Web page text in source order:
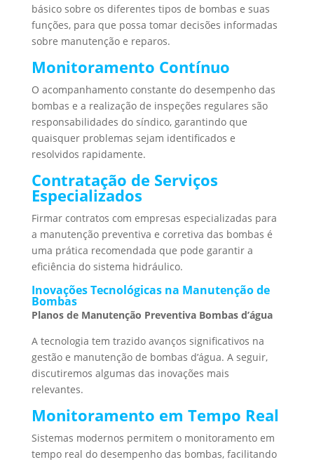
básico sobre os diferentes tipos de bombas e suas
funções, para que possa tomar decisões informadas
sobre manutenção e reparos.
Monitoramento Contínuo
O acompanhamento constante do desempenho das
bombas e a realização de inspeções regulares são
responsabilidades do síndico, garantindo que
quaisquer problemas sejam identificados e
resolvidos rapidamente.
Contratação de Serviços
Especializados
Firmar contratos com empresas especializadas para
a manutenção preventiva e corretiva das bombas é
uma prática recomendada que pode garantir a
eficiência do sistema hidráulico.
Inovações Tecnológicas na Manutenção de
Bombas
Planos de Manutenção Preventiva Bombas d’água
A tecnologia tem trazido avanços significativos na
gestão e manutenção de bombas d’água. A seguir,
discutiremos algumas das inovações mais
relevantes.
Monitoramento em Tempo Real
Sistemas modernos permitem o monitoramento em
tempo real do desempenho das bombas, facilitando